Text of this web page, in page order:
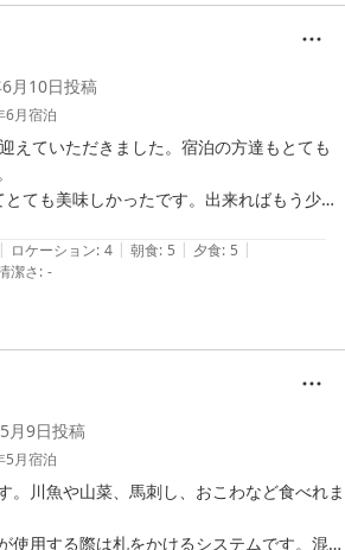
たが、こんなご親切にはなかなかめぐりあえ
代を徴収（これ自体を必ずしも悪いこととは
おしまい！といった感じの島の民宿などにこ
、本当にやさしさが身に沁みました。
お料理もかなり評判がよいようです。ぜひ！
月10日投稿
6月宿泊
えていただきました。宿泊の方達もとても
ても美味しかったです。出来ればもう少し
笑）
居ながら森林浴してるような、そんな所で
| ロケーション: 4 | 朝食: 5 | 夕食: 5 |
潔さ: -
月9日投稿
5月宿泊
。川魚や山菜、馬刺し、おこわなど食べれま
使用する際は札をかけるシステムです。混み